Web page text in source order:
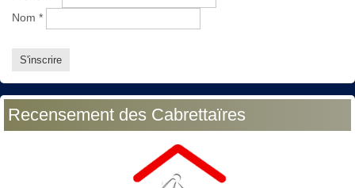
Nom *
Recensement des Cabrettaïres